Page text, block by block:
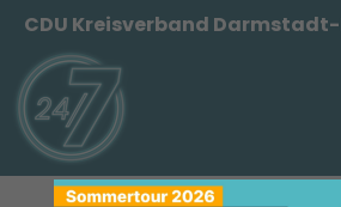
CDU Kreisverband